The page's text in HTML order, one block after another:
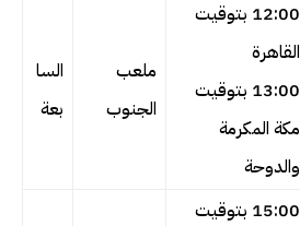
12:00 بتوقيت
القاهرة
13:00 بتوقيت
مكة المكرمة
والدوحة
ملعب
الجنوب
السا
بعة
15:00 بتوقيت